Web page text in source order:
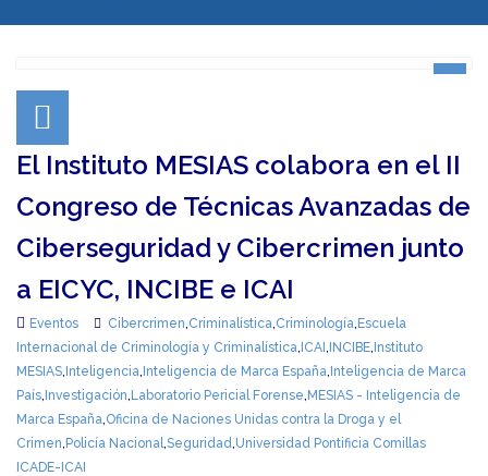
El Instituto MESIAS colabora en el II
Congreso de Técnicas Avanzadas de
Ciberseguridad y Cibercrimen junto
a EICYC, INCIBE e ICAI
Eventos Cibercrimen,Criminalística,Criminología, Escuela
Internacional de Criminología y Criminalística, ICAI , INCIBE, Instituto
MESIAS, Inteligencia, Inteligencia de Marca España, Inteligencia de Marca
País, Investigación, Laboratorio Pericial Forense, MESIAS - Inteligencia de
Marca España,Oficina de Naciones Unidas contra la Droga y el
Crimen, Policía Nacional,Seguridad,Universidad Pontificia Comillas
ICADE-ICAI